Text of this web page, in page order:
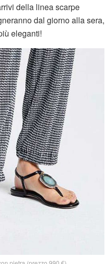
della linea scarpe
dal giorno alla sera,
eleganti!